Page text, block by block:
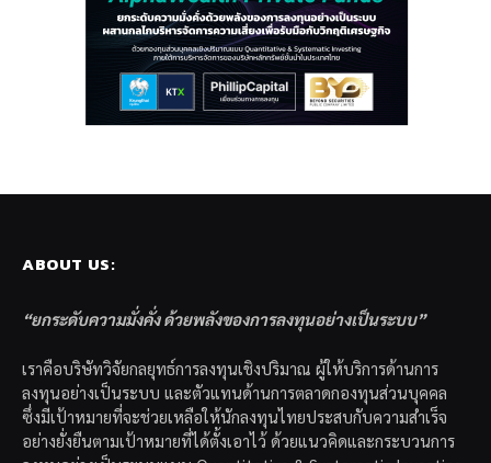
ABOUT US:
“ยกระดับความมั่งคั่ง ด้วยพลังของการลงทุนอย่างเป็นระบบ”
เราคือบริษัทวิจัยกลยุทธ์การลงทุนเชิงปริมาณ ผู้ให้บริการด้านการ
ลงทุนอย่างเป็นระบบ และตัวแทนด้านการตลาดกองทุนส่วนบุคคล
ซึ่งมีเป้าหมายที่จะช่วยเหลือให้นักลงทุนไทยประสบกับความสำเร็จ
อย่างยั่งยืนตามเป้าหมายที่ได้ตั้งเอาไว้ ด้วยแนวคิดและกระบวนการ